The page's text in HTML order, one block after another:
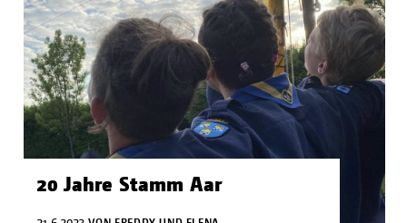
20 Jahre Stamm Aar